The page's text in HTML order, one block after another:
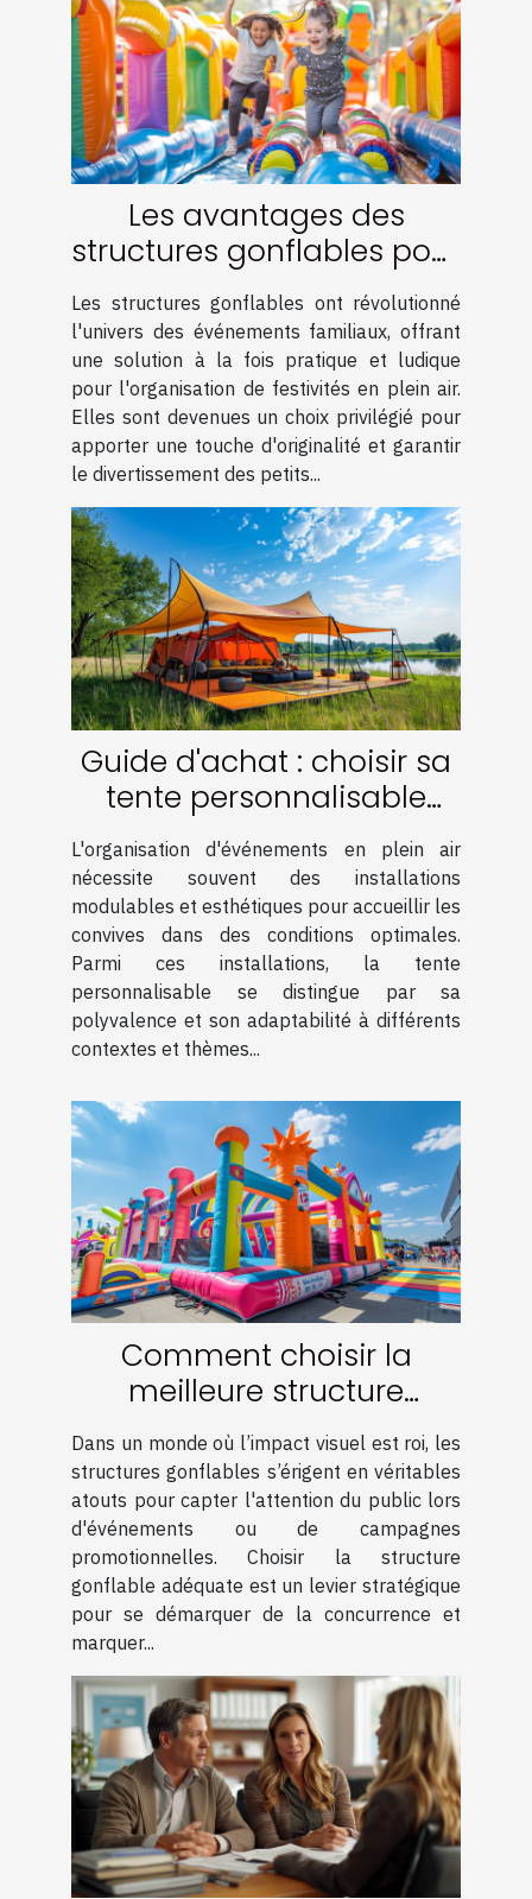
Les avantages des
structures gonflables pour
événements familiaux
Les structures gonflables ont révolutionné
l'univers des événements familiaux, offrant
une solution à la fois pratique et ludique
pour l'organisation de festivités en plein air.
Elles sont devenues un choix privilégié pour
apporter une touche d'originalité et garantir
le divertissement des petits...
Guide d'achat : choisir sa
tente personnalisable
pour événements
L'organisation d'événements en plein air
nécessite souvent des installations
modulables et esthétiques pour accueillir les
convives dans des conditions optimales.
Parmi ces installations, la tente
personnalisable se distingue par sa
polyvalence et son adaptabilité à différents
contextes et thèmes...
Comment choisir la
meilleure structure
gonflable pour maximiser
votre visibilité
Dans un monde où l’impact visuel est roi, les
structures gonflables s’érigent en véritables
atouts pour capter l'attention du public lors
d'événements ou de campagnes
promotionnelles. Choisir la structure
gonflable adéquate est un levier stratégique
pour se démarquer de la concurrence et
marquer...